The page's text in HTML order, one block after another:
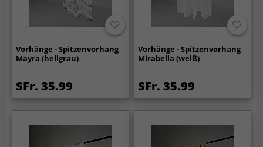
Vorhänge - Spitzenvorhang
Mayra (hellgrau)
SFr. 35.99
Vorhänge - Spitzenvorhang
Mirabella (weiß)
SFr. 35.99